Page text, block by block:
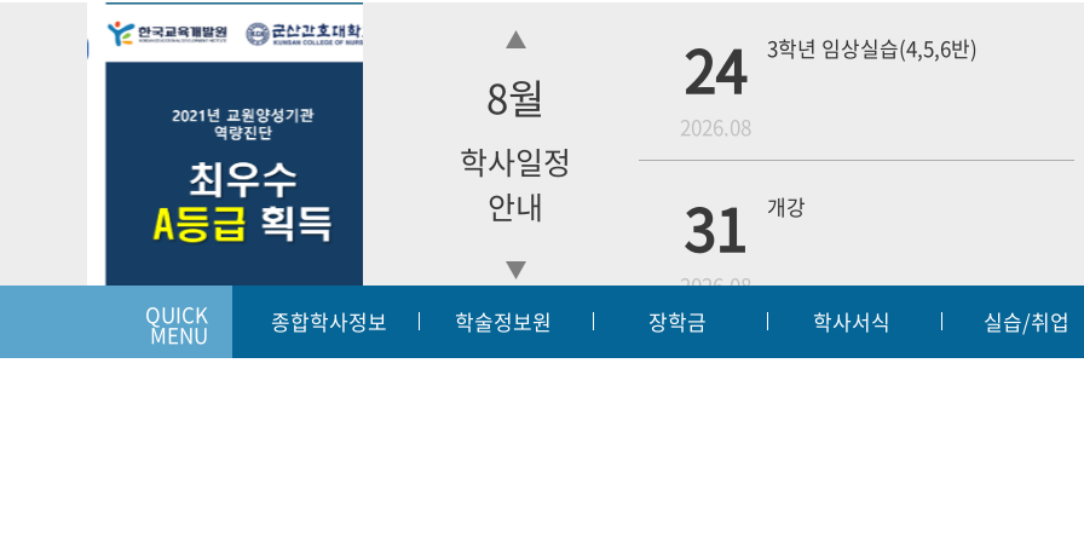
QUICK
MENU 종합학사정보 학술정보원 장학금 학사서식 실습/취업
8월
학사일정
안내
24
2026.08
3학년 임상실습(4,5,6반)
31
2026.08
개강
18 4학년 1차 모의고사
입학상담하기 | 개인정보처리방침 | 이메일무단수집거부 | 예결산공고 | 입찰공고 | 대학정보